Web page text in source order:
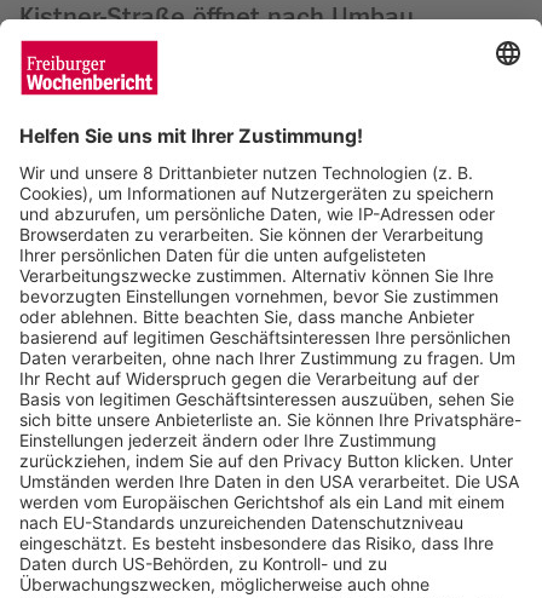
Kistner-Straße öffnet nach Umbau
SC Freiburg vor „Highlight-Spiel“ bei
Sporting Braga in der Europa League